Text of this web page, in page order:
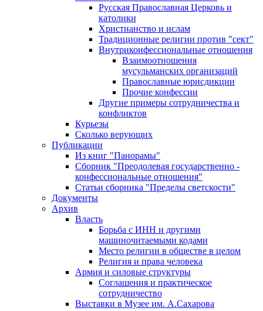
Русская Православная Церковь и
католики
Христианство и ислам
Традиционные религии против "сект"
Внутриконфессиональные отношения
Взаимоотношения
мусульманских организаций
Православные юрисдикции
Прочие конфессии
Другие примеры сотрудничества и
конфликтов
Курьезы
Сколько верующих
Публикации
Из книг "Панорамы"
Сборник "Преодолевая государственно -
конфессиональные отношения"
Статьи сборника "Пределы светскости"
Документы
Архив
Власть
Борьба с ИНН и другими
машиночитаемыми кодами
Место религии в обществе в целом
Религия и права человека
Армия и силовые структуры
Соглашения и практическое
сотрудничество
Выставки в Музее им. А.Сахарова